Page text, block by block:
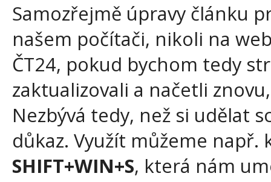
Samozřejmě úpravy článku
našem počítači, nikoli na
ČT24, pokud bychom tedy
zaktualizovali a načetli
Nezbývá tedy, než si udělat
důkaz. Využít můžeme např.
SHIFT+WIN+S, která nám